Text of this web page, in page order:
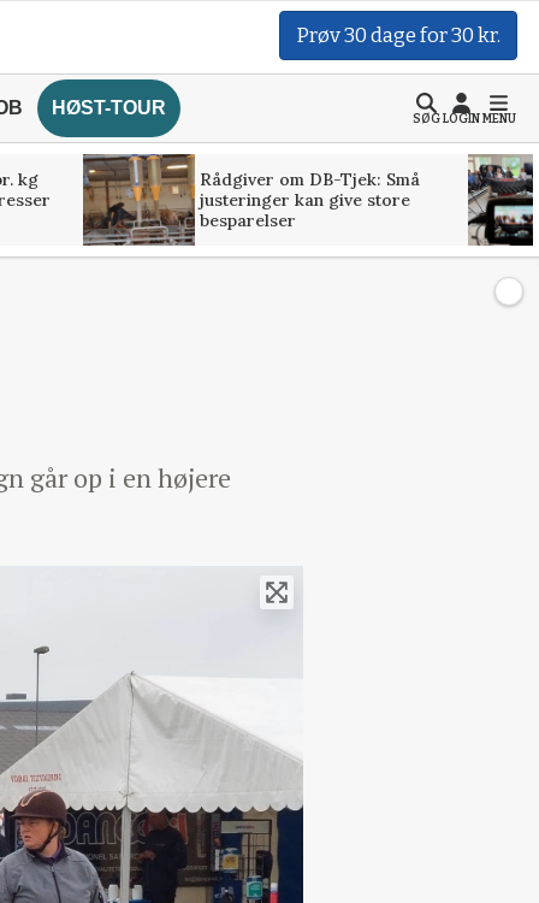
Prøv 30 dage for 30 kr.
HØST-TOUR
SØGLOGINMENU
kg
Rådgiver om DB-Tjek: Små
justeringer kan give store
besparelser
går op i en højere